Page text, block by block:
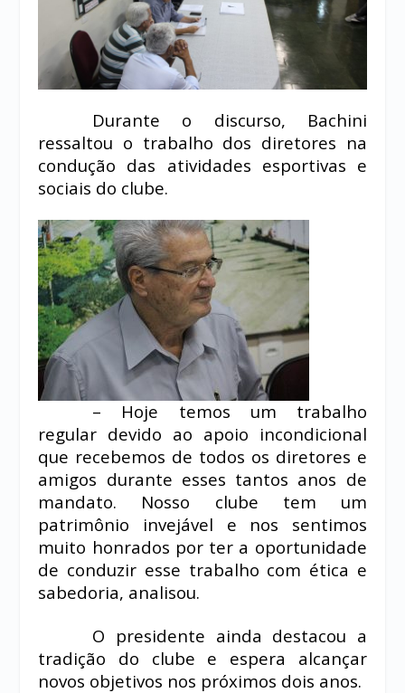
Durante o discurso, Bachini
ressaltou o trabalho dos diretores na
condução das atividades esportivas e
sociais do clube.
– Hoje temos um trabalho
regular devido ao apoio incondicional
que recebemos de todos os diretores e
amigos durante esses tantos anos de
mandato. Nosso clube tem um
patrimônio invejável e nos sentimos
muito honrados por ter a oportunidade
de conduzir esse trabalho com ética e
sabedoria, analisou.
O presidente ainda destacou a
tradição do clube e espera alcançar
novos objetivos nos próximos dois anos.